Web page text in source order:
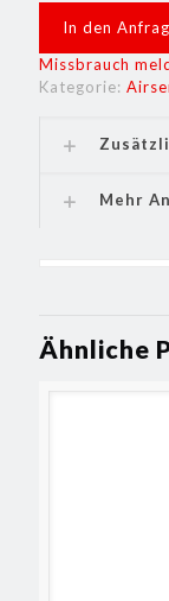
In den
Missbrauch
Kategorie:
Mehr
Ähnliche